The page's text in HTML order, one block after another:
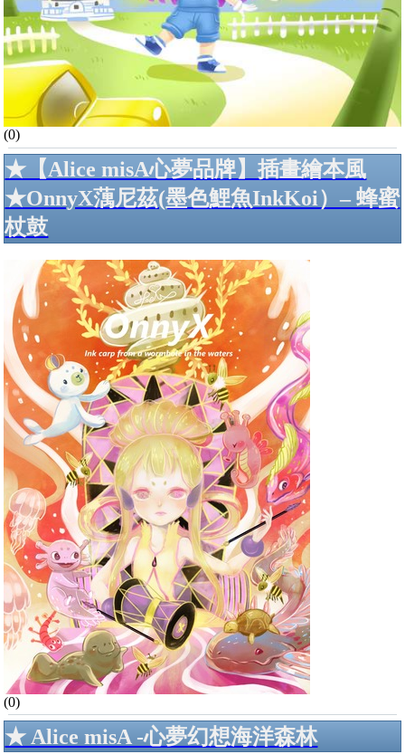
(0)
★【Alice misA心夢品牌】插畫繪本風
★OnnyX蕅尼茲(墨色鯉魚InkKoi）– 蜂蜜
杖鼓
(0)
★ Alice misA -心夢幻想海洋森林